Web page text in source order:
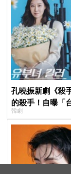
孔曉振新劇《殺
的殺手！自曝「
小很多XD
韓劇